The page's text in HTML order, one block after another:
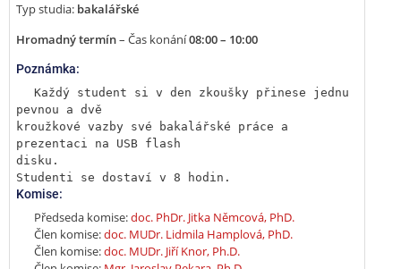
Typ studia: bakalářské
Hromadný termín– Čas konání08:00 – 10:00
Poznámka:
Každý student si v den zkoušky přinese jednu
pevnou a dvě
kroužkové vazby své bakalářské práce a
prezentaci na USB flash
disku.
Studenti se dostaví v 8 hodin.
Komise:
Předseda komise:doc. PhDr. Jitka Němcová, PhD.
Člen komise:doc. MUDr. Lidmila Hamplová, PhD.
Člen komise:doc. MUDr. Jiří Knor, Ph.D.